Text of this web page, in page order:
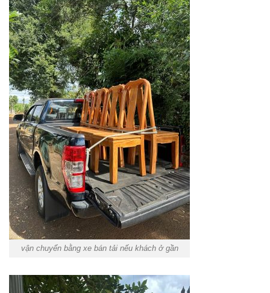
vận chuyển bằng xe bán tải nếu khách ở gần